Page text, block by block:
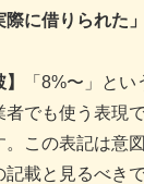
に借りられた」
「8%〜」と
者でも使う表現
。この表記は意
記載と見るべき